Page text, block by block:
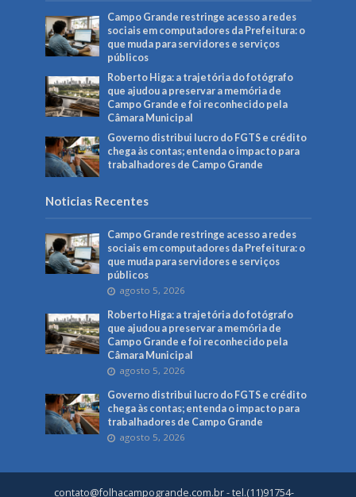
Campo Grande restringe acesso a redes
sociais em computadores da Prefeitura: o
que muda para servidores e serviços
públicos
Roberto Higa: a trajetória do fotógrafo
que ajudou a preservar a memória de
Campo Grande e foi reconhecido pela
Câmara Municipal
Governo distribui lucro do FGTS e crédito
chega às contas; entenda o impacto para
trabalhadores de Campo Grande
Noticias Recentes
Campo Grande restringe acesso a redes
sociais em computadores da Prefeitura: o
que muda para servidores e serviços
públicos
agosto 5, 2026
Roberto Higa: a trajetória do fotógrafo
que ajudou a preservar a memória de
Campo Grande e foi reconhecido pela
Câmara Municipal
agosto 5, 2026
Governo distribui lucro do FGTS e crédito
chega às contas; entenda o impacto para
trabalhadores de Campo Grande
agosto 5, 2026
contato@folhacampogrande.com.br- tel.(11)91754-